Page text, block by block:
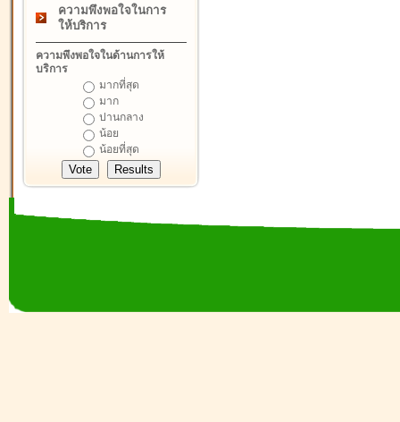
ความพึงพอใจในการ
ให้บริการ
ความพึงพอใจในด้านการให้
บริการ
มากที่สุด
มาก
ปานกลาง
น้อย
น้อยที่สุด